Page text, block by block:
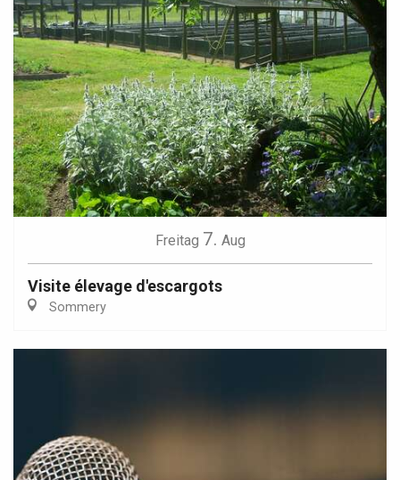
Freitag 7. Aug
Visite élevage d'escargots
Sommery